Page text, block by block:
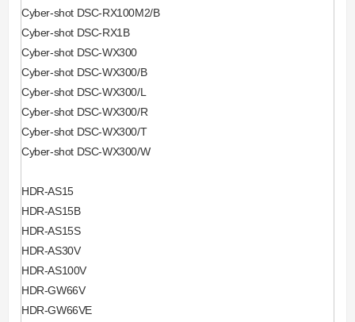
Cyber-shot DSC-RX100M2/B
Cyber-shot DSC-RX1B
Cyber-shot DSC-WX300
Cyber-shot DSC-WX300/B
Cyber-shot DSC-WX300/L
Cyber-shot DSC-WX300/R
Cyber-shot DSC-WX300/T
Cyber-shot DSC-WX300/W
HDR-AS15
HDR-AS15B
HDR-AS15S
HDR-AS30V
HDR-AS100V
HDR-GW66V
HDR-GW66VE